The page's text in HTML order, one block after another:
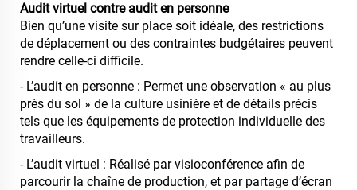
Audit virtuel contre audit en personne
Bien qu’une visite sur place soit idéale, des restrictions
de déplacement ou des contraintes budgétaires peuvent
rendre celle-ci difficile.
- L’audit en personne : Permet une observation « au plus
près du sol » de la culture usinière et de détails précis
tels que les équipements de protection individuelle des
travailleurs.
- L’audit virtuel : Réalisé par visioconférence afin de
parcourir la chaîne de production, et par partage d’écran